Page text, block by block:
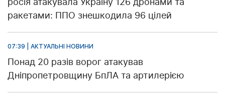
ракетами: ППО знешкодила 96 цілей
07:39 | АКТУАЛЬНІ НОВИНИ
Понад 20 разів ворог атакував
Дніпропетровщину БпЛА та артилерією